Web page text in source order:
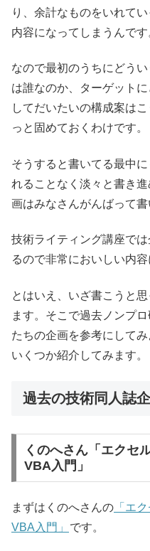
り、余計なものをいれて
内容になってしまうんです
なので最初のうちにどう
は誰なのか、ターゲット
してだいたいの構成案は
っと固めておくわけです。
そうすると書いてる最中
れることなく淡々と書き
画はみなさんがんばって書
技術ライティング講座で
るので非常においしい内容
とはいえ、いざ書こうと
ます。そこで過去ノンプ
たちの企画を参考にして
いくつか紹介してみます。
過去の技術同人誌
くのへさん「エクセ
VBA入門」
まずはくのへさんの 「エ
VBA入門」
です。